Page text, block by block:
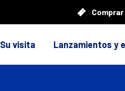
Su visita Lanzamientos y